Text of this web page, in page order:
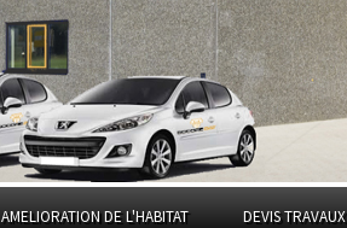
AMELIORATION DE L'HABITAT DEVIS TRAVAUX